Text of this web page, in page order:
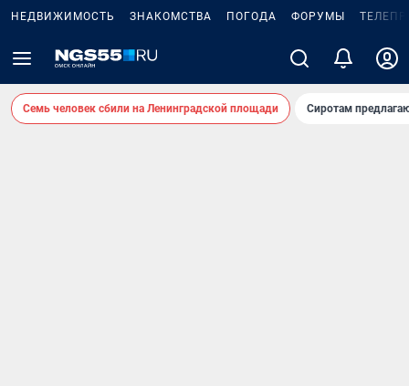
НЕДВИЖИМОСТЬ ЗНАКОМСТВА ПОГОДА ФОРУМЫ
Семь человек сбили на Ленинградской площади Сиротам